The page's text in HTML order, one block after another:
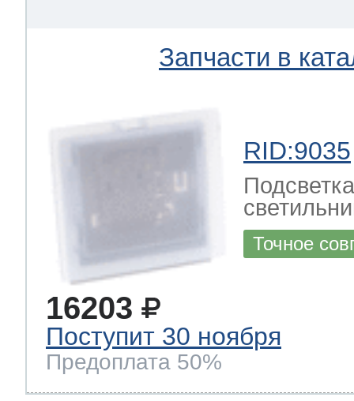
Запчасти в
RID:9035
Точное
16203
Поступит 30 ноября
Предоплата 50%